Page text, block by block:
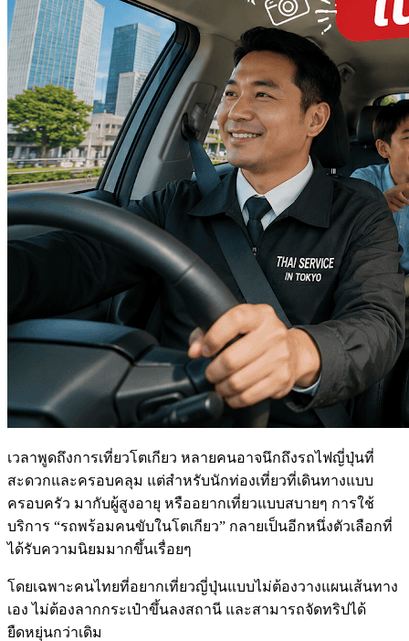
เวลาพูดถึงการเที่ยวโตเกียว หลายคนอาจนึกถึงรถไฟญี่ปุ่นที่
สะดวกและครอบคลุม แต่สำหรับนักท่องเที่ยวที่เดินทางแบบ
ครอบครัว มากับผู้สูงอายุ หรืออยากเที่ยวแบบสบายๆ การใช้
บริการ “รถพร้อมคนขับในโตเกียว” กลายเป็นอีกหนึ่งตัวเลือกที่
ได้รับความนิยมมากขึ้นเรื่อยๆ
โดยเฉพาะคนไทยที่อยากเที่ยวญี่ปุ่นแบบไม่ต้องวางแผนเส้นทาง
เอง ไม่ต้องลากกระเป๋าขึ้นลงสถานี และสามารถจัดทริปได้
ยืดหยุ่นกว่าเดิม